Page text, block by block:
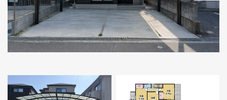
大久保町大久保町
大久保町大久保町
グランプレステージ明石魚住8階部分
明石市二見町福里